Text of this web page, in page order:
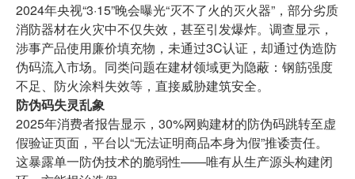
2024年央视“3·15”晚会曝光“灭不了火的灭火器”，部分劣质
消防器材在火灾中不仅失效，甚至引发爆炸。调查显示，
涉事产品使用廉价填充物，未通过3C认证，却通过伪造防
伪码流入市场。同类问题在建材领域更为隐蔽：钢筋强度
不足、防火涂料失效等，直接威胁建筑安全。
防伪码失灵乱象
2025年消费者报告显示，30%网购建材的防伪码跳转至虚
假验证页面，平台以“无法证明商品本身为假”推诿责任。
这暴露单一防伪技术的脆弱性——唯有从生产源头构建闭